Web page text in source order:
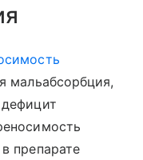
мальабсорбция,
препарате